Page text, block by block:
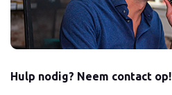
Hulp nodig? Neem contact op!